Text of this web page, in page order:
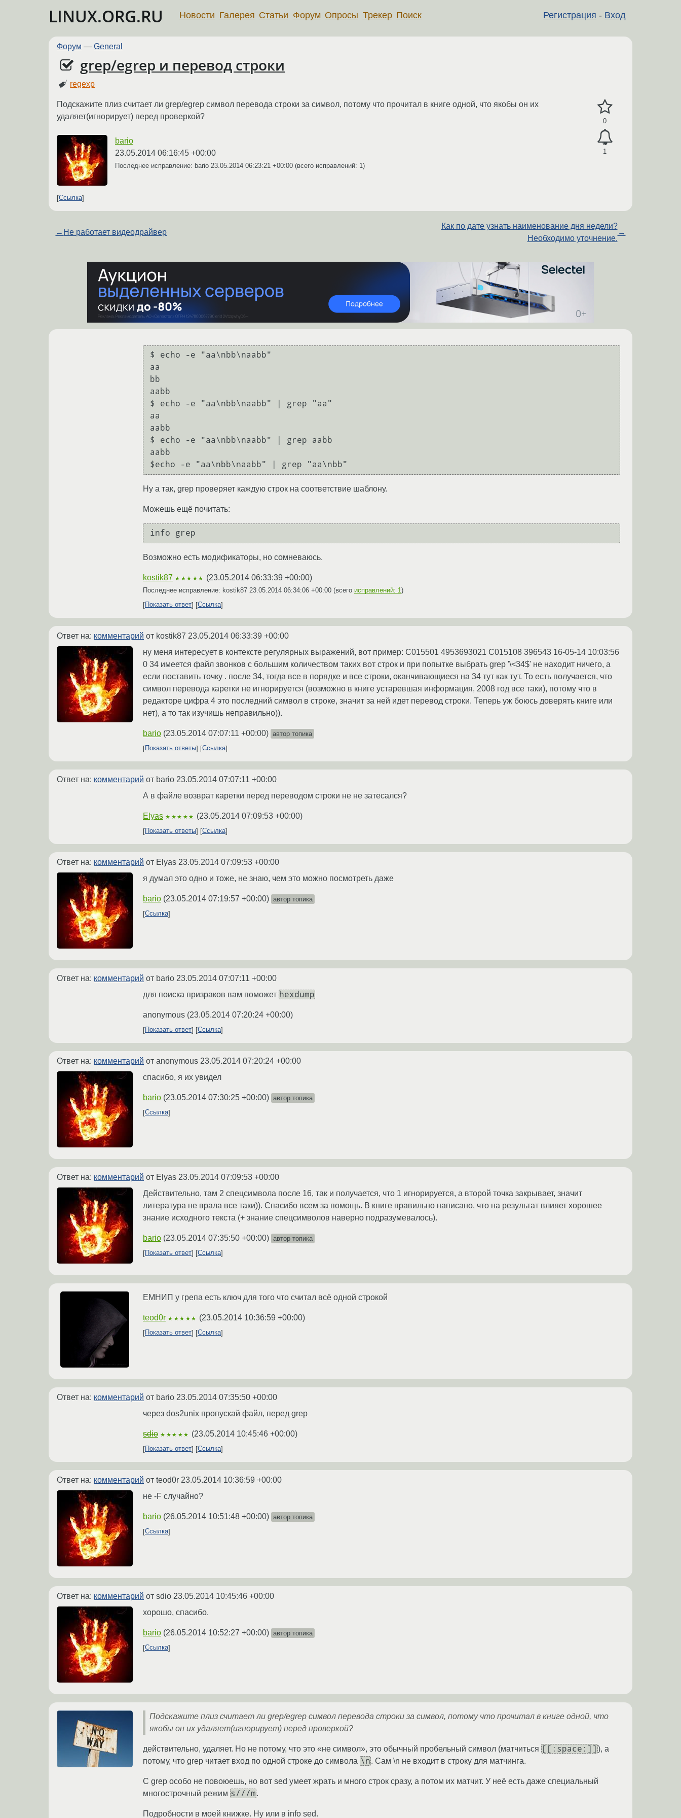
LINUX.ORG.RU Регистрация - Вход
Новости Галерея Статьи Форум Опросы Трекер Поиск
Форум — General
grep/egrep и перевод строки
regexp
0
1
Подскажите плиз считает ли grep/egrep символ перевода строки за символ, потому что прочитал в книге одной, что якобы он их
удаляет(игнорирует) перед проверкой?
bario
23.05.2014 06:16:45 +00:00
Последнее исправление: bario 23.05.2014 06:23:21 +00:00 (всего исправлений: 1)
Ссылка
← Не работает видеодрайвер
Как по дате узнать наименование дня недели?
Необходимо уточнение.
→
$ echo -e "aa\nbb\naabb"
aa
bb
aabb
$ echo -e "aa\nbb\naabb" | grep "aa"
aa
aabb
$ echo -e "aa\nbb\naabb" | grep aabb
aabb
Ну а так, grep проверяет каждую строк на соответствие шаблону.
Можешь ещё почитать:
Возможно есть модификаторы, но сомневаюсь.
kostik87 ★★★★★ (23.05.2014 06:33:39 +00:00)
Последнее исправление: kostik87 23.05.2014 06:34:06 +00:00 (всего исправлений: 1 )
Показать ответ
Ссылка
Ответ на: комментарий от kostik87 23.05.2014 06:33:39 +00:00
ну меня интересует в контексте регулярных выражений, вот пример: C015501 4953693021 C015108 396543 16-05-14 10:03:56
0 34 имеется файл звонков с большим количеством таких вот строк и при попытке выбрать grep '\<34$' не находит ничего, а
если поставить точку . после 34, тогда все в порядке и все строки, оканчивающиеся на 34 тут как тут. То есть получается, что
символ перевода каретки не игнорируется (возможно в книге устаревшая информация, 2008 год все таки), потому что в
редакторе цифра 4 это последний символ в строке, значит за ней идет перевод строки. Теперь уж боюсь доверять книге или
нет), а то так изучишь неправильно)).
bario (23.05.2014 07:07:11 +00:00) автор топика
Показать ответы
Ссылка
Ответ на: комментарий от bario 23.05.2014 07:07:11 +00:00
А в файле возврат каретки перед переводом строки не не затесался?
Elyas ★★★★★ (23.05.2014 07:09:53 +00:00)
Показать ответы Ссылка
Ответ на: комментарий от Elyas 23.05.2014 07:09:53 +00:00
я думал это одно и тоже, не знаю, чем это можно посмотреть даже
bario (23.05.2014 07:19:57 +00:00) автор топика
Ссылка
Ответ на: комментарий от bario 23.05.2014 07:07:11 +00:00
для поиска призраков вам поможет hexdump
anonymous (23.05.2014 07:20:24 +00:00)
Показать ответ Ссылка
Ответ на: комментарий от anonymous 23.05.2014 07:20:24 +00:00
спасибо, я их увидел
bario (23.05.2014 07:30:25 +00:00) автор топика
Ссылка
Ответ на: комментарий от Elyas 23.05.2014 07:09:53 +00:00
Действительно, там 2 спецсимвола после 16, так и получается, что 1 игнорируется, а второй точка закрывает, значит
литература не врала все таки)). Спасибо всем за помощь. В книге правильно написано, что на результат влияет хорошее
знание исходного текста (+ знание спецсимволов наверно подразумевалось).
bario (23.05.2014 07:35:50 +00:00) автор топика
Показать ответ
Ссылка
ЕМНИП у грепа есть ключ для того что считал всё одной строкой
teod0r ★★★★★ (23.05.2014 10:36:59 +00:00)
Показать ответ Ссылка
Ответ на: комментарий от bario 23.05.2014 07:35:50 +00:00
через dos2unix пропускай файл, перед grep
sdio ★★★★★ (23.05.2014 10:45:46 +00:00)
Показать ответ Ссылка
Ответ на: комментарий от teod0r 23.05.2014 10:36:59 +00:00
не -F случайно?
bario (26.05.2014 10:51:48 +00:00) автор топика
Ссылка
Ответ на: комментарий от sdio 23.05.2014 10:45:46 +00:00
хорошо, спасибо.
bario (26.05.2014 10:52:27 +00:00) автор топика
Ссылка
Подскажите плиз считает ли grep/egrep символ перевода строки за символ, потому что прочитал в книге одной, что
якобы он их удаляет(игнорирует) перед проверкой?
действительно, удаляет. Но не потому, что это «не символ», это обычный пробельный символ (матчиться [[:space:]] ), а
потому, что grep читает вход по одной строке до символа \n. Сам \n не входит в строку для матчинга.
С grep особо не повоюешь, но вот sed умеет жрать и много строк сразу, а потом их матчит. У неё есть даже специальный
многострочный режим s///m.
Подробности в моей книжке. Ну или в info sed.